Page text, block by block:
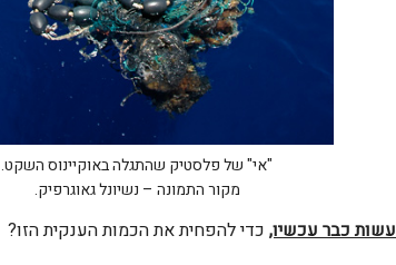
"אי" של פלסטיק שהתגלה באוקיינוס השקט.
מקור התמונה – נשיונל גאוגרפיק.
כבר עכשיו, כדי להפחית את הכמות הענקית הזו?